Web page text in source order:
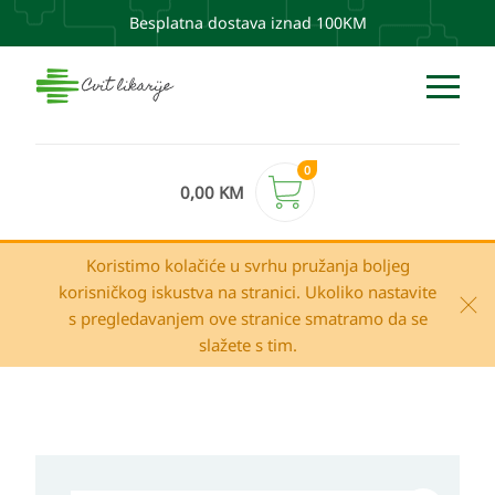
Besplatna dostava iznad 100KM
0,00 KM
0
Koristimo kolačiće u svrhu pružanja boljeg
korisničkog iskustva na stranici. Ukoliko nastavite
s pregledavanjem ove stranice smatramo da se
slažete s tim.